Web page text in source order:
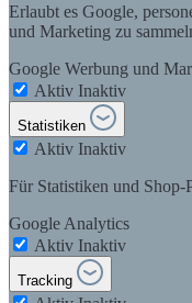
Erlaubt es Google,
und Marketing zu
Google Werbung und
Aktiv Inaktiv
Statistiken
Aktiv Inaktiv
Für Statistiken und Shop-
Google Analytics
Aktiv Inaktiv
Tracking